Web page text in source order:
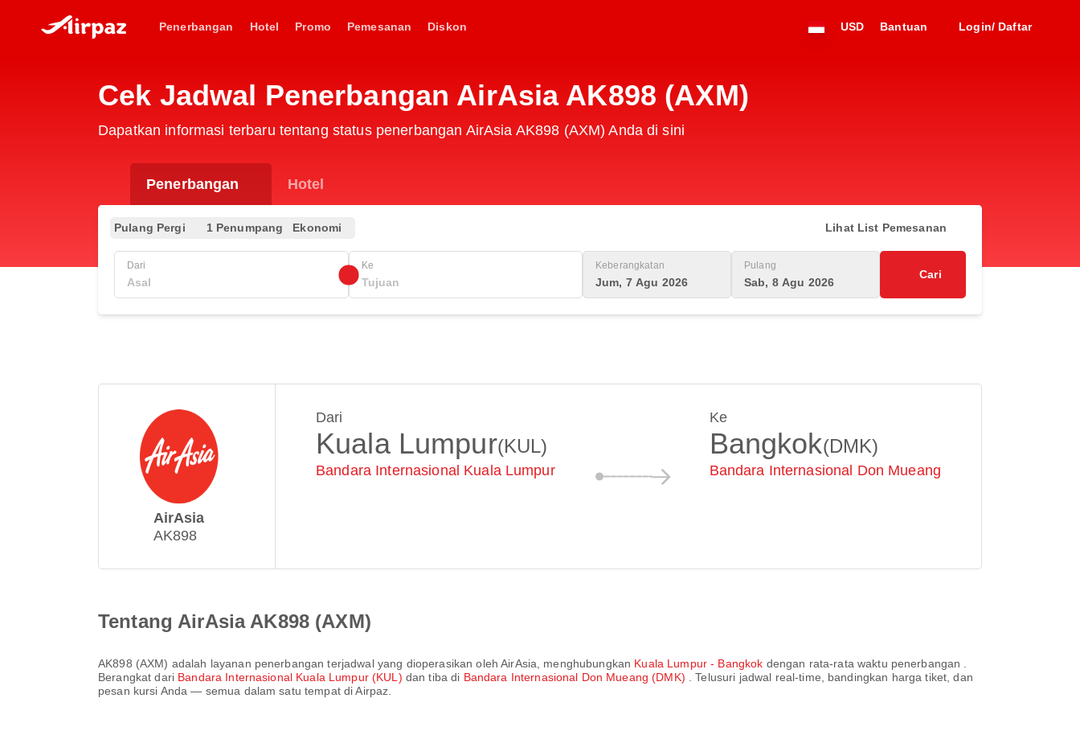
Penerbangan Hotel Promo Pemesanan Diskon USD Bantuan Login/ Daftar
Cek Jadwal Penerbangan AirAsia AK898 (AXM)
Dapatkan informasi terbaru tentang status penerbangan AirAsia AK898 (AXM) Anda di sini
Penerbangan Hotel
Pulang Pergi 1 Penumpang Ekonomi Lihat List Pemesanan
Dari Ke Keberangkatan
Jum, 7 Agu 2026
Pulang
Sab, 8 Agu 2026
Cari
AirAsia
AK898
Dari
Kuala Lumpur(KUL)
Bandara Internasional Kuala Lumpur
Ke
Bangkok(DMK)
Bandara Internasional Don Mueang
Tentang AirAsia AK898 (AXM)
AK898 (AXM) adalah layanan penerbangan terjadwal yang dioperasikan olehAirAsia , menghubungkan Kuala Lumpur - Bangkok dengan rata-rata waktu penerbangan
Berangkat dari Bandara Internasional Kuala Lumpur (KUL) dan tiba di Bandara Internasional Don Mueang (DMK)
. Telusuri jadwal real-time, bandingkan harga tiket, dan
pesan kursi Anda — semua dalam satu tempat di Airpaz.